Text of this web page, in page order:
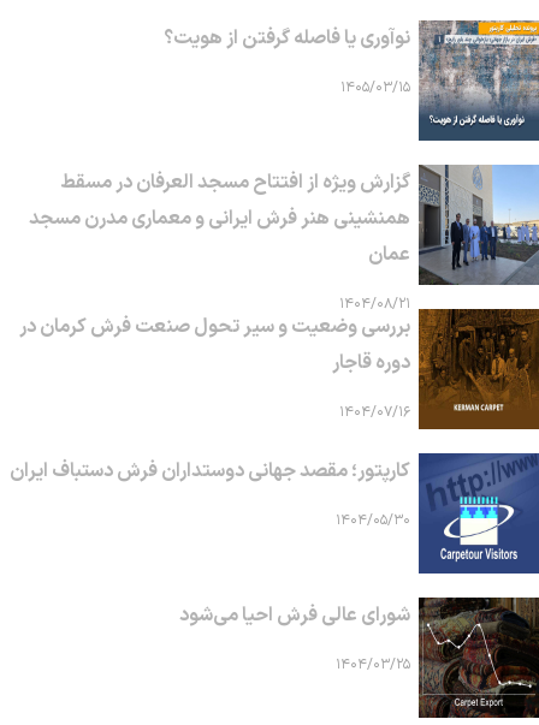
نوآوری یا فاصله گرفتن از هویت؟
۱۴۰۵/۰۳/۱۵
گزارش ویژه از افتتاح مسجد العرفان در مسقط
همنشینی هنر فرش ایرانی و معماری مدرن مسجد
عمان
۱۴۰۴/۰۸/۲۱
بررسی وضعیت و سیر تحول صنعت فرش کرمان در
دوره قاجار
۱۴۰۴/۰۷/۱۶
کارپتور؛ مقصد جهانی دوستداران فرش دستباف ایران
۱۴۰۴/۰۵/۳۰
شورای عالی فرش احیا می‌شود
۱۴۰۴/۰۳/۲۵